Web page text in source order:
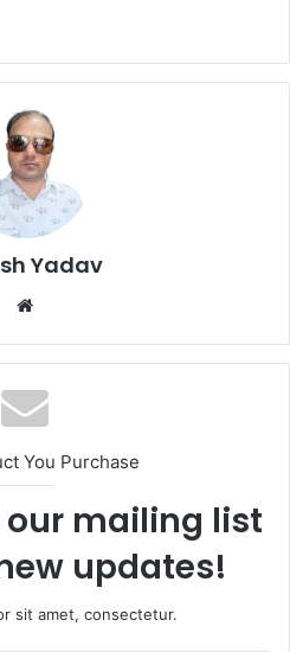
Yadav
b
s
i
e
You Purchase
our mailing list
updates!
sit amet, consectetur.